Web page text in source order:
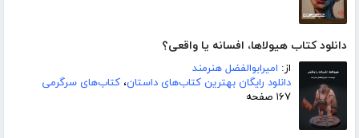
دانلود کتاب هیولاها، افسانه یا واقعی؟
از: امیرابوالفضل هنرمند
دانلود رایگان بهترین کتاب‌های داستان، کتاب‌های سرگرمی
۱۶۷ صفحه